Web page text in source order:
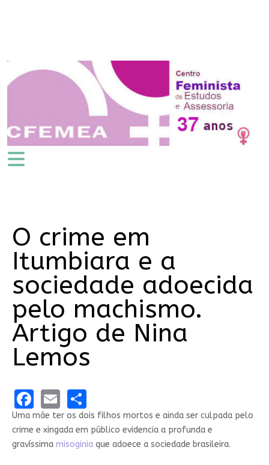
O crime em
Itumbiara e a
sociedade adoecida
pelo machismo.
Artigo de Nina
Lemos
Facebook
EmailShare
Uma mãe ter os dois filhos mortos e ainda ser culpada pelo
crime e xingada em público evidencia a profunda e
gravíssima misoginia que adoece a sociedade brasileira.